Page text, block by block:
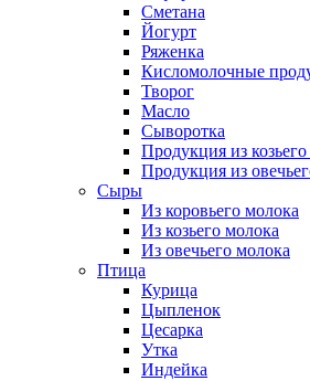
Сметана
Йогурт
Ряженка
Кисломолочные
Творог
Масло
Сыворотка
Продукция из
Продукция из
Сыры
Из коровьего молока
Из козьего молока
Из овечьего молока
Птица
Курица
Цыпленок
Цесарка
Утка
Индейка